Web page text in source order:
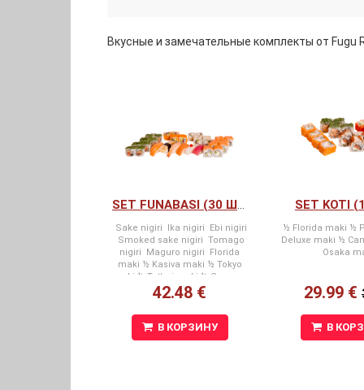
Вкусные и замечательные комплекты от Fugu
Sake nigiri Ika nigiri Ebi nigiri
Smoked sake nigiri Tomago
nigiri Maguro nigiri Florida
maki ½ Kasiva maki ½ Tokyo
maki ½ Tottori maki ½ Gumma
maki
42.48 €
В КОРЗИНУ
SET KOTI
½ Florida maki ½
Deluxe maki ½
Osaka
29.99 €
В